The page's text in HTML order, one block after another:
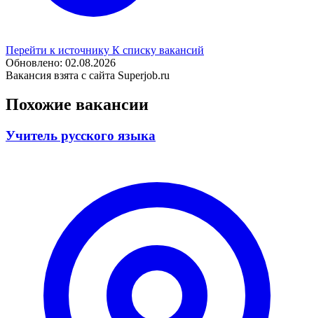
Перейти к источнику К списку вакансий
Обновлено: 02.08.2026
Вакансия взята с сайта Superjob.ru
Похожие вакансии
Учитель русского языка